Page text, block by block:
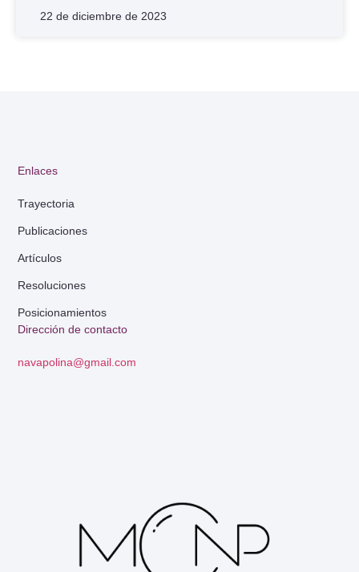
22 de diciembre de 2023
Dirección de contacto
navapolina@gmail.com
Enlaces
Trayectoria
Publicaciones
Artículos
Resoluciones
Posicionamientos